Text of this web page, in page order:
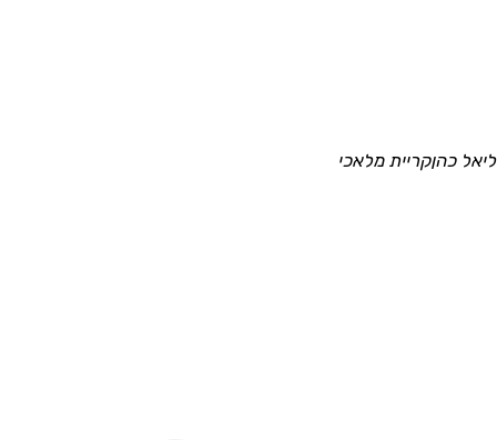
כהןקריית מלאכי